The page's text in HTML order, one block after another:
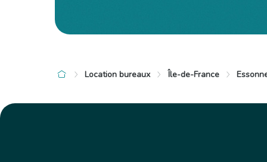
à 22 km de Massy
550 € Bureaux
à 22 km de
270 €
Location bureaux Île-de-France